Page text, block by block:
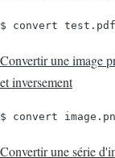
$ convert
Convertir une image
et inversement
$ convert
Convertir une série